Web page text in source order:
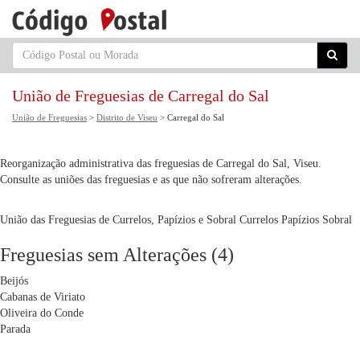
União de Freguesias de Carregal do Sal
União de Freguesias > Distrito de Viseu > Carregal do Sal
Reorganização administrativa das freguesias de Carregal do Sal, Viseu.
Consulte as uniões das freguesias e as que não sofreram alterações.
União das Freguesias de Currelos, Papízios e Sobral Currelos Papízios Sobral
Freguesias sem Alterações (4)
Beijós
Cabanas de Viriato
Oliveira do Conde
Parada